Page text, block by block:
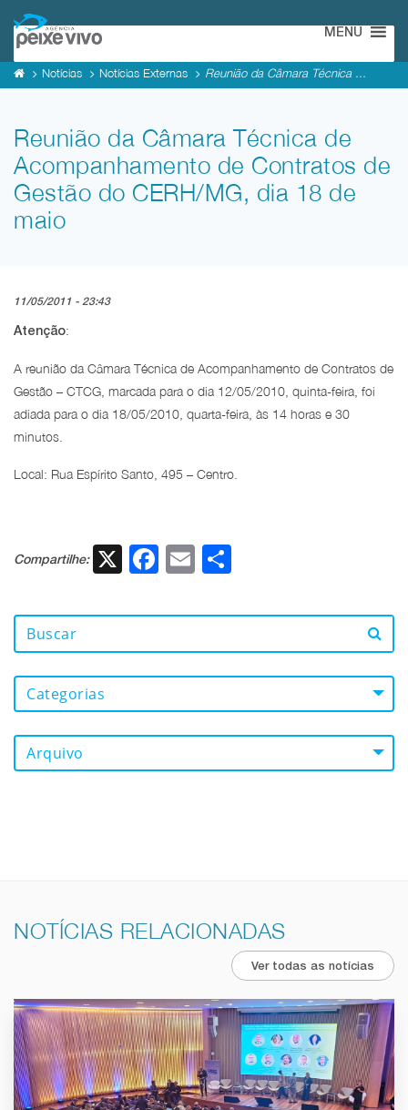
MENU
Notícias Notícias Externas Reunião da Câmara Técnica ...
Reunião da Câmara Técnica de
Acompanhamento de Contratos de
Gestão do CERH/MG, dia 18 de
maio
11/05/2011 - 23:43
Atenção:
A reunião da Câmara Técnica de Acompanhamento de Contratos de
Gestão – CTCG, marcada para o dia 12/05/2010, quinta-feira, foi
adiada para o dia 18/05/2010, quarta-feira, às 14 horas e 30
minutos.
Local: Rua Espírito Santo, 495 – Centro.
Compartilhe: X Facebook
Email
Categorias
Arquivo
NOTÍCIAS RELACIONADAS
Ver todas as notícias